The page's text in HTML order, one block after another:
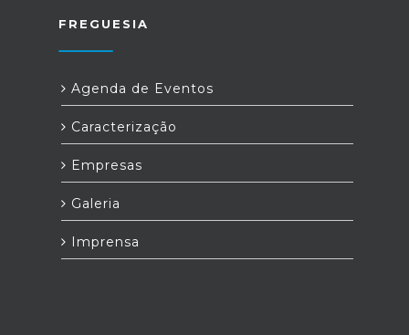
FREGUESIA
Agenda de Eventos
Caracterização
Empresas
Galeria
Imprensa